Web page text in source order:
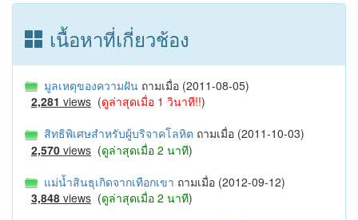
เนื้อหาที่เกี่ยวช้อง
มูลเหตุของความฝัน ถามเมื่อ (2011-08-05)
2,281 views (ดูล่าสุดเมื่อ 1 วินาที!!)
สิทธิพิเศษสำหรับผู้บริจาคโลหิต ถามเมื่อ (2011-10-03)
2,570 views (ดูล่าสุดเมื่อ 2 นาที)
แม่น้ำสินธุเกิดจากเทือกเขา ถามเมื่อ (2012-09-12)
3,848 views (ดูล่าสุดเมื่อ 2 นาที)